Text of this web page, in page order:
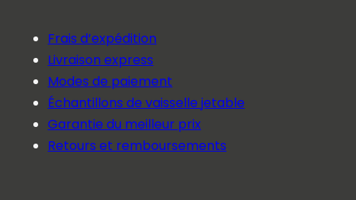
Frais d’expédition
Livraison express
Modes de paiement
Échantillons de vaisselle jetable
Garantie du meilleur prix
Retours et remboursements